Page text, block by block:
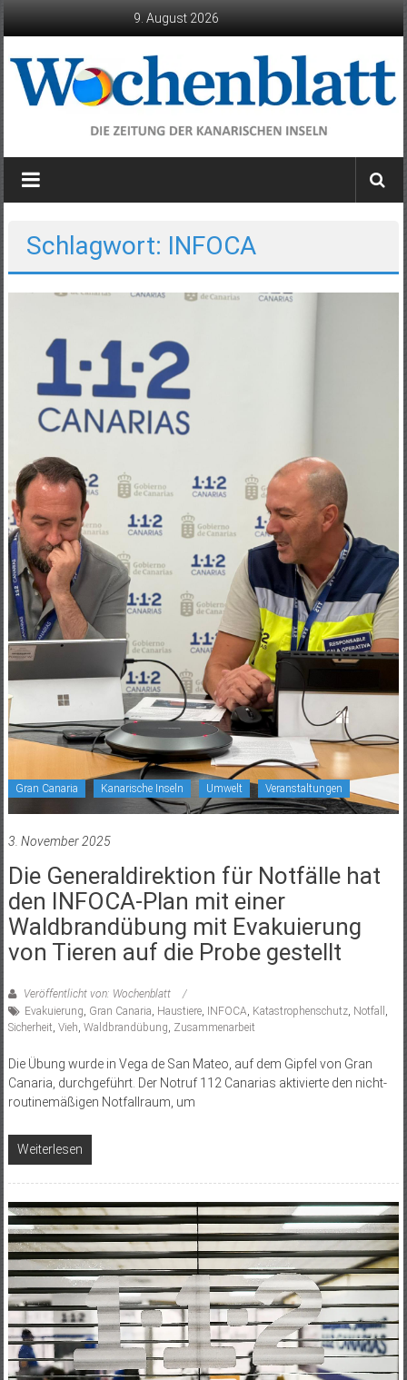
9. August 2026
Wochenblatt
die
Kanarischen
Inseln
Schlagwort: INFOCA
Gran Canaria Kanarische Inseln Umwelt Veranstaltungen
3. November 2025
Die Generaldirektion für Notfälle hat
den INFOCA-Plan mit einer
Waldbrandübung mit Evakuierung
von Tieren auf die Probe gestellt
Veröffentlicht von: Wochenblatt
Evakuierung Gran Canaria Haustiere, INFOCA Katastrophenschutz, Notfall
Sicherheit Vieh Waldbrandübung Zusammenarbeit
Die Übung wurde in Vega de San Mateo, auf dem Gipfel von Gran
Canaria, durchgeführt. Der Notruf 112 Canarias aktivierte den nicht-
routinemäßigen Notfallraum, um
Weiterlesen